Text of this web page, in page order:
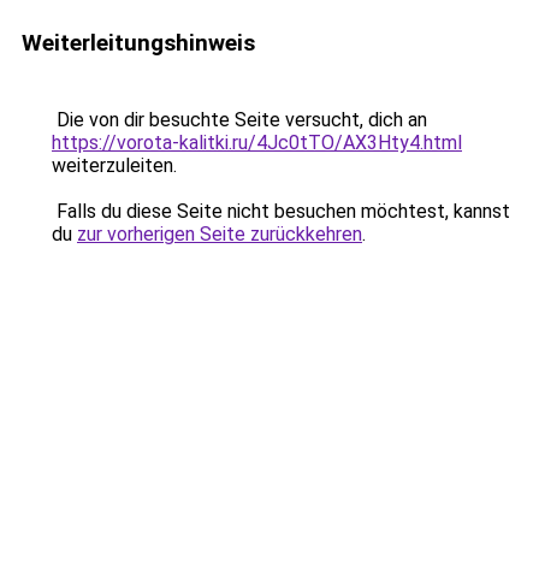
Weiterleitungshinweis
Die von dir besuchte Seite versucht, dich an
https://vorota-kalitki.ru/4Jc0tTO/AX3Hty4.html
weiterzuleiten.
Falls du diese Seite nicht besuchen möchtest, kannst
du zur vorherigen Seite zurückkehren.